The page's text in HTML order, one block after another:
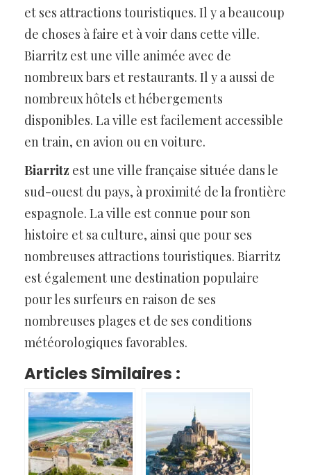
et ses attractions touristiques. Il y a beaucoup
de choses à faire et à voir dans cette ville.
Biarritz est une ville animée avec de
nombreux bars et restaurants. Il y a aussi de
nombreux hôtels et hébergements
disponibles. La ville est facilement accessible
en train, en avion ou en voiture.
Biarritz est une ville française située dans le
sud-ouest du pays, à proximité de la frontière
espagnole. La ville est connue pour son
histoire et sa culture, ainsi que pour ses
nombreuses attractions touristiques. Biarritz
est également une destination populaire
pour les surfeurs en raison de ses
nombreuses plages et de ses conditions
météorologiques favorables.
Articles Similaires :